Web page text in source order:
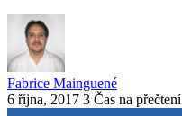
Fabrice Mainguené
6 října, 2017 3 Čas na přečtení